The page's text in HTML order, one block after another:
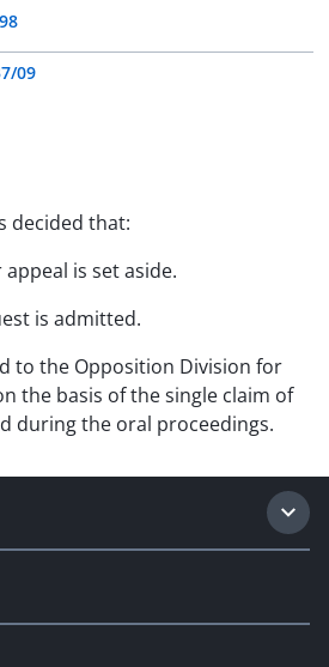
09
decided that:
is set aside.
is admitted.
to the Opposition Division for
the basis of the single claim of
during the oral proceedings.